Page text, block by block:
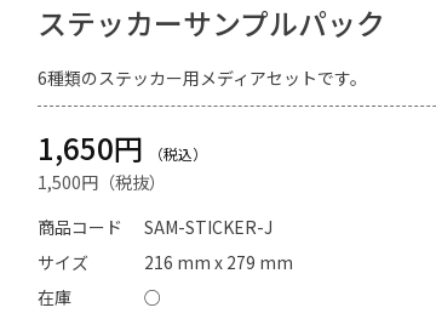
6種類のステッカー用メディアセットです。
ステッカーサンプルパック
1,650円
1,500円
商品コード
SAM-STICKER-J
サイズ
216 mm x 279 mm
在庫
○